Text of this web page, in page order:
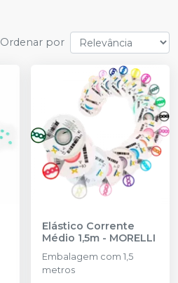
Ordenar por
Elástico Corrente
Médio 1,5m - MORELLI
Embalagem com 1,5
metros